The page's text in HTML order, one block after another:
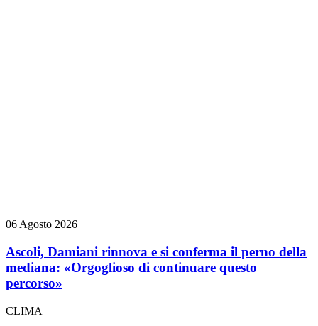
06 Agosto 2026
Ascoli, Damiani rinnova e si conferma il perno della
mediana: «Orgoglioso di continuare questo
percorso»
CLIMA